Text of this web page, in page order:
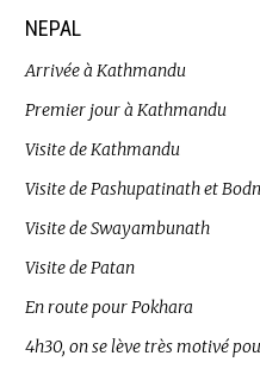
NEPAL
Arrivée à Kathmandu
Premier jour à Kathmandu
Visite de Kathmandu
Visite de Pashupatinath et
Visite de Swayambunath
Visite de Patan
En route pour Pokhara
4h30, on se lève très motivé